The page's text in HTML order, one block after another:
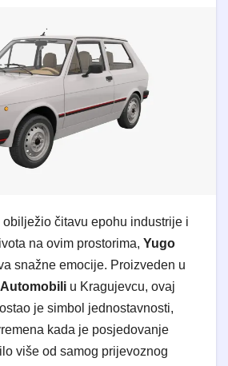
čitavu epohu industrije i
na ovim prostorima, Yugo
snažne emocije. Proizveden u
u Kragujevcu, ovaj
je simbol jednostavnosti,
kada je posjedovanje
više od samog prijevoznog